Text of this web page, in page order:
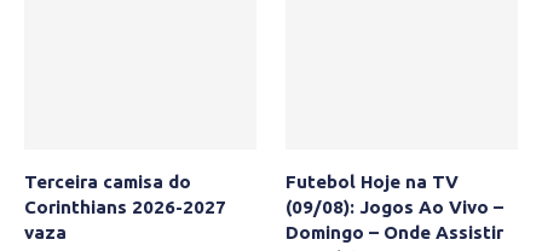
Terceira camisa do
Corinthians 2026-2027
vaza
Futebol Hoje na TV
(09/08): Jogos Ao Vivo –
Domingo – Onde Assistir